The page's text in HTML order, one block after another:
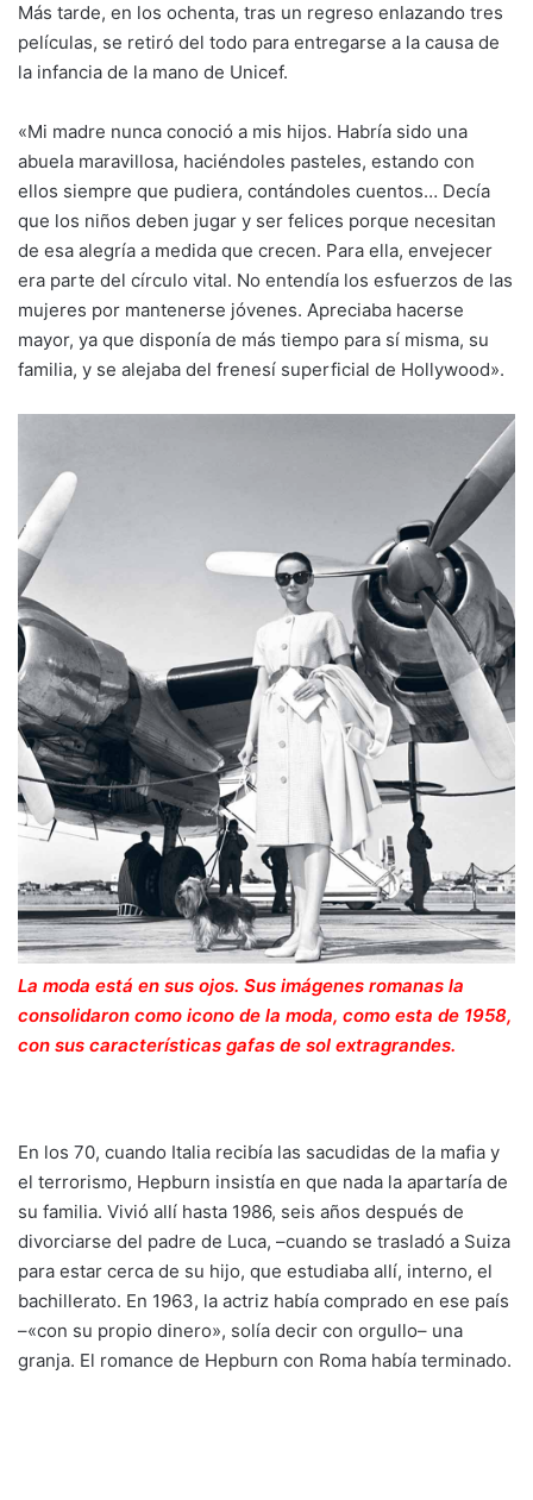
Más tarde, en los ochenta, tras un regreso enlazando tres
películas, se retiró del todo para entregarse a la causa de
la infancia de la mano de Unicef.
«Mi madre nunca conoció a mis hijos. Habría sido una
abuela maravillosa, haciéndoles pasteles, estando con
ellos siempre que pudiera, contándoles cuentos… Decía
que los niños deben jugar y ser felices porque necesitan
de esa alegría a medida que crecen. Para ella, envejecer
era parte del círculo vital. No entendía los esfuerzos de las
mujeres por mantenerse jóvenes. Apreciaba hacerse
mayor, ya que disponía de más tiempo para sí misma, su
familia, y se alejaba del frenesí superficial de Hollywood».
La moda está en sus ojos. Sus imágenes romanas la
consolidaron como icono de la moda, como esta de 1958,
con sus características gafas de sol extragrandes.
En los 70, cuando Italia recibía las sacudidas de la mafia y
el terrorismo, Hepburn insistía en que nada la apartaría de
su familia. Vivió allí hasta 1986, seis años después de
divorciarse del padre de Luca, –cuando se trasladó a Suiza
para estar cerca de su hijo, que estudiaba allí, interno, el
bachillerato. En 1963, la actriz había comprado en ese país
–«con su propio dinero», solía decir con orgullo– una
granja. El romance de Hepburn con Roma había terminado.